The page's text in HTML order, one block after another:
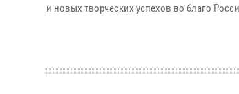
и новых творческих успехов во благо